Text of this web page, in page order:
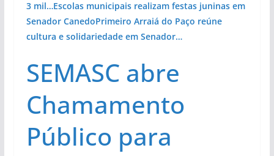
3 mil…Escolas municipais realizam festas juninas em
Senador CanedoPrimeiro Arraiá do Paço reúne
cultura e solidariedade em Senador…
SEMASC abre
Chamamento
Público para